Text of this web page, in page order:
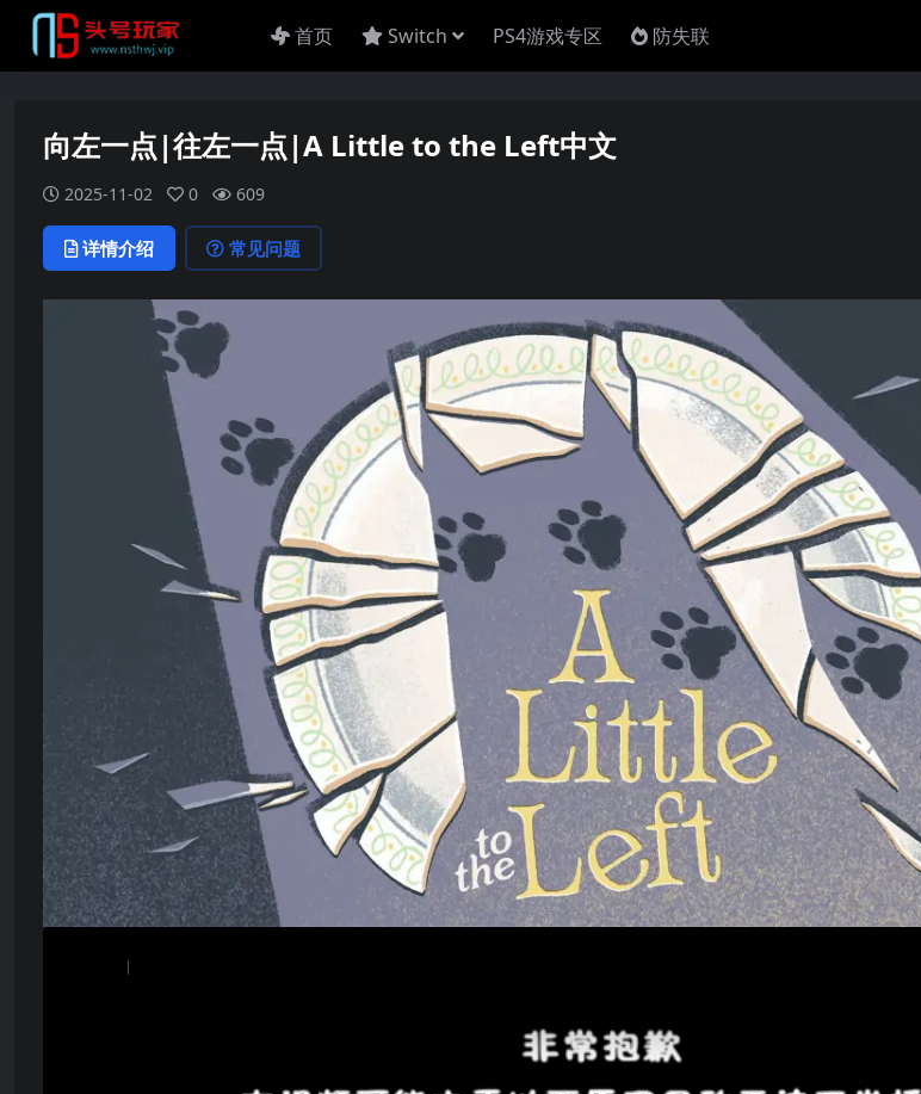
首页 Switch PS4游戏专区 防失联
向左一点|往左一点|A Little to the Left中文
2025-11-02 0 609
详情介绍 常见问题